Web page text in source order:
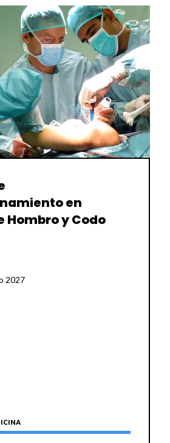
en
Hombro y Codo
2027